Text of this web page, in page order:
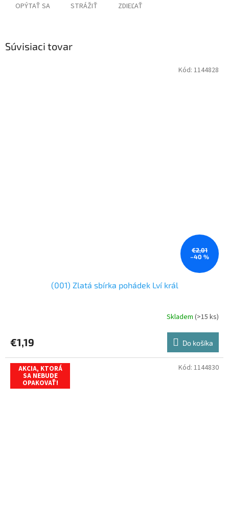
OPÝTAŤ SA STRÁŽIŤ ZDIEĽAŤ
Súvisiaci tovar
€2,01
–40 %
(001) Zlatá sbírka pohádek Lví král
Skladem (>15 ks)
€1,19 Do košíka
Kód: 1144828
AKCIA, KTORÁ
SA NEBUDE
OPAKOVAŤ!
Kód: 1144830